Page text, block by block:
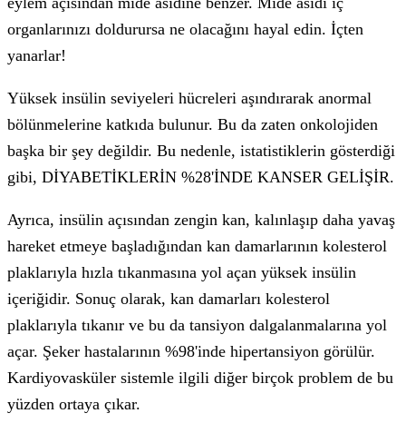
organlarınızı doldurursa ne olacağını hayal edin. İçten
yanarlar!
Yüksek insülin seviyeleri hücreleri aşındırarak anormal
bölünmelerine katkıda bulunur. Bu da zaten onkolojiden
başka bir şey değildir. Bu nedenle, istatistiklerin gösterdiği
gibi, DİYABETİKLERİN %28'İNDE KANSER GELİŞİR.
Ayrıca, insülin açısından zengin kan, kalınlaşıp daha yavaş
hareket etmeye başladığından kan damarlarının kolesterol
plaklarıyla hızla tıkanmasına yol açan yüksek insülin
içeriğidir. Sonuç olarak, kan damarları kolesterol
plaklarıyla tıkanır ve bu da tansiyon dalgalanmalarına yol
açar. Şeker hastalarının %98'inde hipertansiyon görülür.
Kardiyovasküler sistemle ilgili diğer birçok problem de bu
yüzden ortaya çıkar.